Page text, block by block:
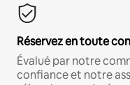
Réservez en toute
Évalué par notre
confiance et notre